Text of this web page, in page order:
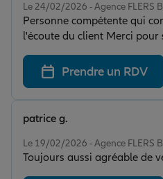
Le 24/02/2026 - Agence FLERS
Personne compétente qui
l'écoute du client Merci pour
Prendre un RDV
Le 19/02/2026 - Agence FLERS
Toujours aussi agréable de
patrice g.